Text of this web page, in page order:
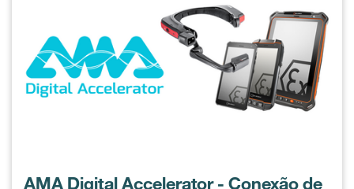
AMA Digital Accelerator - Conexão de